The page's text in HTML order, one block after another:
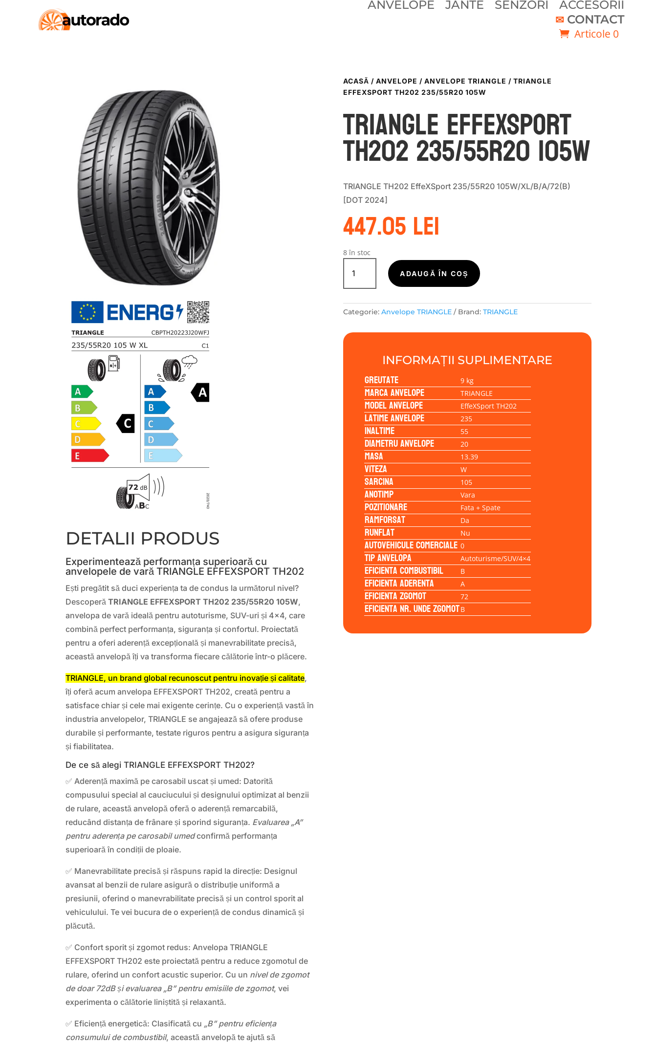
ANVELOPE JANTE SENZORI
ACCESORII
CONTACT
Articole 0
DETALII PRODUS
Experimentează performanța superioară cu
anvelopele de vară TRIANGLE EFFEXSPORT TH202
Ești pregătit să duci experiența ta de condus la următorul nivel?
DescoperăTRIANGLE EFFEXSPORT TH202 235/55R20 105W,
anvelopa de vară ideală pentru autoturisme, SUV-uri și 4×4, care
combină perfect performanța, siguranța și confortul. Proiectată
pentru a oferi aderență excepțională și manevrabilitate precisă,
această anvelopă îți va transforma fiecare călătorie într-o plăcere.
TRIANGLE, un brand global recunoscut pentru inovație și calitate,
îți oferă acum anvelopa EFFEXSPORT TH202, creată pentru a
satisface chiar și cele mai exigente cerințe. Cu o experiență vastă în
industria anvelopelor, TRIANGLE se angajează să ofere produse
durabile și performante, testate riguros pentru a asigura siguranța
și fiabilitatea.
De ce să alegi TRIANGLE EFFEXSPORT TH202?
✅ Aderență maximă pe carosabil uscat și umed: Datorită
compusului special al cauciucului și designului optimizat al benzii
de rulare, această anvelopă oferă o aderență remarcabilă,
reducând distanța de frânare și sporind siguranța. Evaluarea „A”
pentru aderența pe carosabil umedconfirmă performanța
superioară în condiții de ploaie.
✅ Manevrabilitate precisă și răspuns rapid la direcție: Designul
avansat al benzii de rulare asigură o distribuție uniformă a
presiunii, oferind o manevrabilitate precisă și un control sporit al
vehiculului. Te vei bucura de o experiență de condus dinamică și
plăcută.
✅ Confort sporit și zgomot redus: Anvelopa TRIANGLE
EFFEXSPORT TH202 este proiectată pentru a reduce zgomotul de
rulare, oferind un confort acustic superior. Cu un nivel de zgomot
de doar 72dB și evaluarea „B” pentru emisiile de zgomot, vei
experimenta o călătorie liniștită și relaxantă.
✅ Eficiență energetică: Clasificată cu „B” pentru eficiența
consumului de combustibil, această anvelopă te ajută să
ACASĂ / ANVELOPE / ANVELOPE TRIANGLE / TRIANGLE
EFFEXSPORT TH202 235/55R20 105W
TRIANGLE EFFEXSPORT
TH202 235/55R20 105W
TRIANGLE TH202 EffeXSport 235/55R20 105W/XL/B/A/72(B)
[DOT 2024]
447.05lei
8 în stoc
Cantitate
TRIANGLE
EFFEXSPORT
235/55R20
105W
ADAUGĂ ÎN COȘ
Categorie: Anvelope TRIANGLE Brand: TRIANGLE
INFORMAȚII SUPLIMENTARE
Greutate 9 kg
Marca anvelope TRIANGLE
Model anvelope EffeXSport TH202
Latime anvelope 235
Inaltime 55
Diametru anvelope 20
Masa 13.39
Viteza W
Sarcina 105
Anotimp Vara
Pozitionare Fata + Spate
Ramforsat Da
Runflat Nu
Autovehicule comerciale 0
Tip anvelopa Autoturisme/SUV/4×4
Eficienta Combustibil B
Eficienta Aderenta A
Eficienta Zgomot 72
Eficienta Nr. Unde ZgomotB